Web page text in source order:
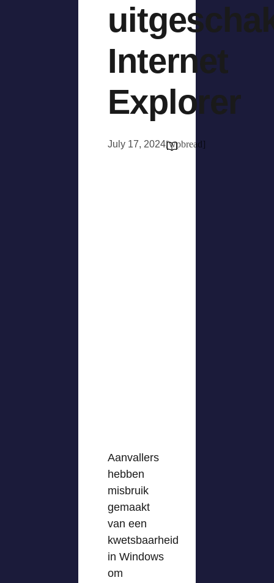
Internet
Explorer
July 17, 2024[wpbread]
Aanvallers
hebben
misbruik
gemaakt
van een
kwetsbaarheid
in Windows
om